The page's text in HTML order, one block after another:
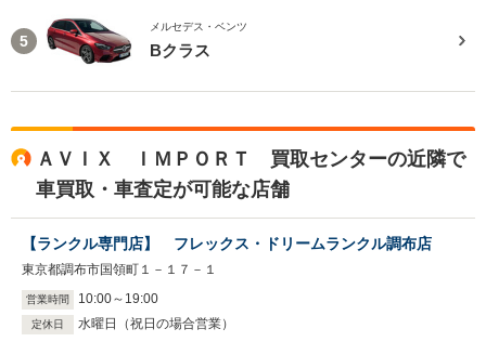
5
メルセデス・ベンツ
Bクラス
ＡＶＩＸ ＩＭＰＯＲＴ 買取センターの近隣で
車買取・車査定が可能な店舗
【ランクル専門店】 フレックス・ドリームランクル調布店
東京都調布市国領町１－１７－１
営業時間 10:00～ 19:00
定休日
水曜日（祝日の場合営業）